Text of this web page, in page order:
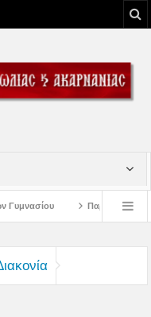
πρώτης εβδομάδος